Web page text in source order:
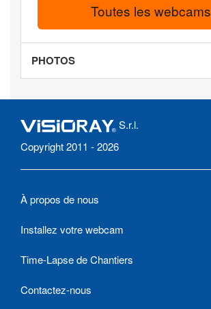
Toutes les webcams
PHOTOS
S.r.l.
Copyright 2011 - 2026
À propos de nous
Installez votre webcam
Time-Lapse de Chantiers
Contactez-nous